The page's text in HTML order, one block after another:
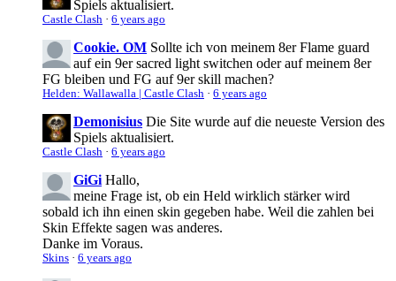
Spiels aktualisiert.
Castle Clash · 6 years ago
Cookie. OM Sollte ich von meinem 8er Flame guard
auf ein 9er sacred light switchen oder auf meinem 8er
FG bleiben und FG auf 9er skill machen?
Helden: Wallawalla | Castle Clash · 6 years ago
Demonisius Die Site wurde auf die neueste Version des
Spiels aktualisiert.
Castle Clash · 6 years ago
GiGi Hallo,
meine Frage ist, ob ein Held wirklich stärker wird
sobald ich ihn einen skin gegeben habe. Weil die zahlen bei
Skin Effekte sagen was anderes.
Danke im Voraus.
Skins · 6 years ago